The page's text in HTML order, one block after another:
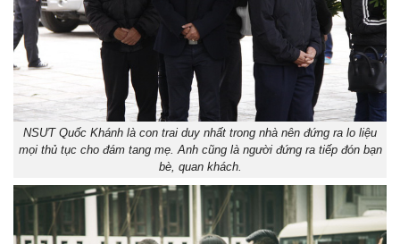
NSƯT Quốc Khánh là con trai duy nhất trong nhà nên đứng ra lo liệu
mọi thủ tục cho đám tang mẹ. Anh cũng là người đứng ra tiếp đón bạn
bè, quan khách.